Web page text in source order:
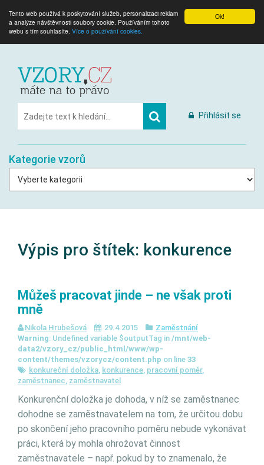
Ok!
Tento web používá k poskytování služeb, personalizaci reklam
a analýze návštěvnosti soubory cookie. Používáním tohoto
webu s tím souhlasíte. Více o používání cookies.
Přihlásit se
Kategorie vzorů
Výpis pro štítek: konkurence
Můžeš pracovat jinde – ne však proti
mně
Nikola Hrubešová 29.4.2015
Zaměstnání
Warning: Undefined variable $outputTag in /mnt/web-
data2/vzory_cz/public_html/www/wp-
content/themes/vzorycz/content.php on line 33
konkureční doložka, konkurence, pracovní poměr,
zaměstnanec, zaměstnavatel
Konkurenční doložka je dohoda, v níž se zaměstnanec
dohodne se zaměstnavatelem na tom, že určitou dobu
po skončení jeho pracovního poměru nebude vykonávat
práci, která by mohla ohrožovat činnost
zaměstnavatele – např. pokud by to znamenalo, že